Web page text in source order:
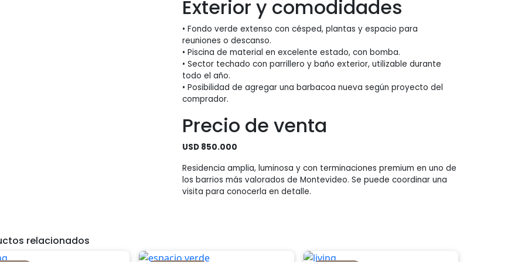
Exterior y comodidades
• Fondo verde extenso con césped, plantas y espacio para
reuniones o descanso.
• Piscina de material en excelente estado, con bomba.
• Sector techado con parrillero y baño exterior, utilizable durante
todo el año.
• Posibilidad de agregar una barbacoa nueva según proyecto del
comprador.
Precio de venta
USD 850.000
Residencia amplia, luminosa y con terminaciones premium en uno de
los barrios más valorados de Montevideo. Se puede coordinar una
visita para conocerla en detalle.
relacionados